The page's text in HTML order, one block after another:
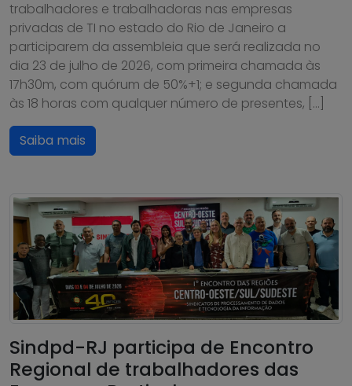
trabalhadores e trabalhadoras nas empresas
privadas de TI no estado do Rio de Janeiro a
participarem da assembleia que será realizada no
dia 23 de julho de 2026, com primeira chamada às
17h30m, com quórum de 50%+1; e segunda chamada
às 18 horas com qualquer número de presentes, […]
Saiba mais
Sindpd-RJ participa de Encontro
Regional de trabalhadores das